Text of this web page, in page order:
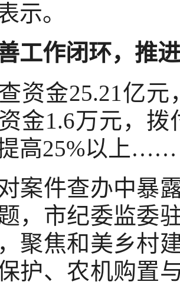
示。
作闭环，推进
金25.21亿元
金1.6万元，
高25%以上……
件查办中暴露
，市纪委监委
聚焦和美乡村
护、农机购置